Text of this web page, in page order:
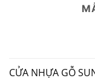
CỬA NHỰA GỖ